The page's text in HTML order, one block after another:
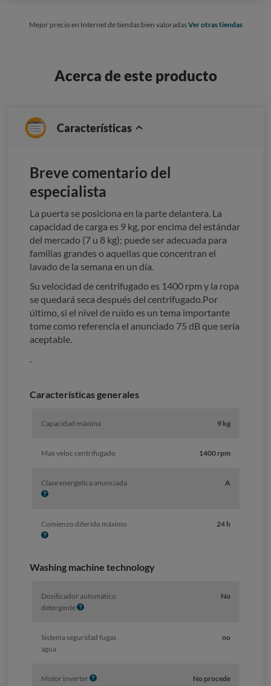
Mejor precio en Internet de tiendas bien valoradasVer otras tiendas
Acerca de este producto
Características
Breve comentario del
especialista
La puerta se posiciona en la parte delantera. La
capacidad de carga es 9 kg, por encima del estándar
del mercado (7 u 8 kg); puede ser adecuada para
familias grandes o aquellas que concentran el
lavado de la semana en un día.
Su velocidad de centrifugado es 1400 rpm y la ropa
se quedará seca después del centrifugado.Por
último, si el nivel de ruido es un tema importante
tome como referencia el anunciado 75 dB que sería
aceptable.
.
Características generales
Capacidad máxima 9 kg
Max veloc centrifugado 1400 rpm
Clase energetica anunciadaI
A
Comienzo diferido máximoI
24 h
Washing machine technology
Dosificador automático
detergenteI
o
No
Sistema seguridad fugas
agua
no
Motor inverterI
No procede